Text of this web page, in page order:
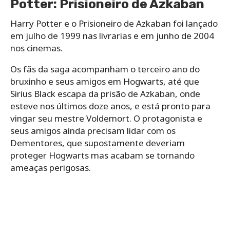
Potter: Prisioneiro de Azkaban
Harry Potter e o Prisioneiro de Azkaban foi lançado
em julho de 1999 nas livrarias e em junho de 2004
nos cinemas.
Os fãs da saga acompanham o terceiro ano do
bruxinho e seus amigos em Hogwarts, até que
Sirius Black escapa da prisão de Azkaban, onde
esteve nos últimos doze anos, e está pronto para
vingar seu mestre Voldemort. O protagonista e
seus amigos ainda precisam lidar com os
Dementores, que supostamente deveriam
proteger Hogwarts mas acabam se tornando
ameaças perigosas.